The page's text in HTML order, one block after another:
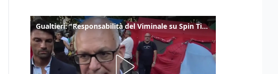
Gualtieri: "Responsabilità del Viminale su Spin Time? La posizione dei partiti è nota"